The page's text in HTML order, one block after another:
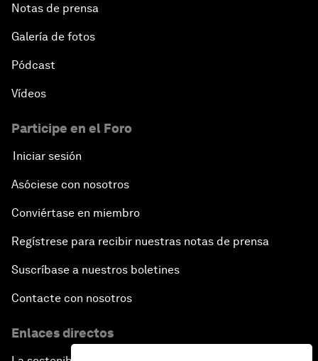
Notas de prensa
Galería de fotos
Pódcast
Vídeos
Participe en el Foro
Iniciar sesión
Asóciese con nosotros
Conviértase en miembro
Regístrese para recibir nuestras notas de prensa
Suscríbase a nuestros boletines
Contacte con nosotros
Enlaces directos